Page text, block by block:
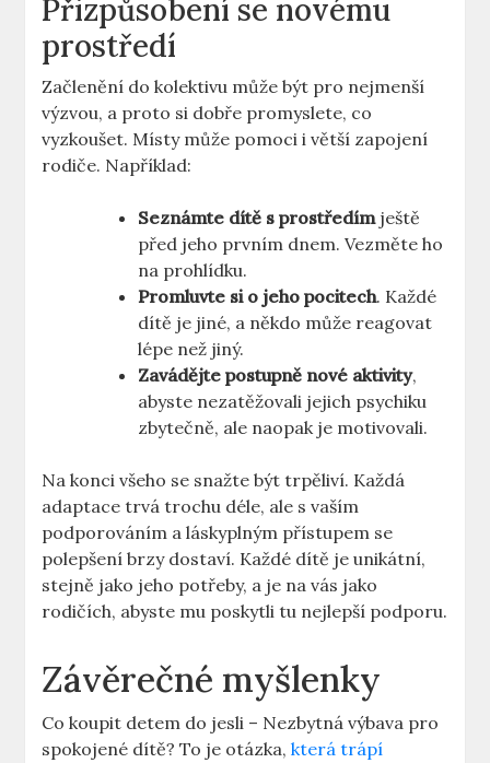
Přizpůsobení se novému
prostředí
Začlenění do kolektivu může být pro nejmenší
výzvou, a proto si dobře promyslete, co
vyzkoušet. Místy může pomoci i větší zapojení
rodiče. Například:
Seznámte dítě s prostředímještě
před jeho prvním dnem. Vezměte ho
na prohlídku.
Promluvte si o jeho pocitech. Každé
dítě je jiné, a někdo může reagovat
lépe než jiný.
Zavádějte postupně nové aktivity,
abyste nezatěžovali jejich psychiku
zbytečně, ale naopak je motivovali.
Na konci všeho se snažte být trpěliví. Každá
adaptace trvá trochu déle, ale s vaším
podporováním a láskyplným přístupem se
polepšení brzy dostaví. Každé dítě je unikátní,
stejně jako jeho potřeby, a je na vás jako
rodičích, abyste mu poskytli tu nejlepší podporu.
Závěrečné myšlenky
Co koupit detem do jesli – Nezbytná výbava pro
spokojené dítě? To je otázka,která trápí